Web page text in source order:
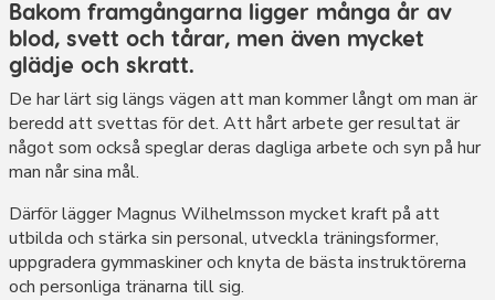
Bakom framgångarna ligger många år av
blod, svett och tårar, men även mycket
glädje och skratt.
De har lärt sig längs vägen att man kommer långt om man är
beredd att svettas för det. Att hårt arbete ger resultat är
något som också speglar deras dagliga arbete och syn på hur
man når sina mål.
Därför lägger Magnus Wilhelmsson mycket kraft på att
utbilda och stärka sin personal, utveckla träningsformer,
uppgradera gymmaskiner och knyta de bästa instruktörerna
och personliga tränarna till sig.